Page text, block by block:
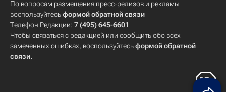
По вопросам размещения пресс-релизов и рекламы
воспользуйтесьформой обратной связи
Телефон Редакции: 7 (495) 645-6601
Чтобы связаться с редакцией или сообщить обо всех
замеченных ошибках, воспользуйтесьформой обратной
связи.